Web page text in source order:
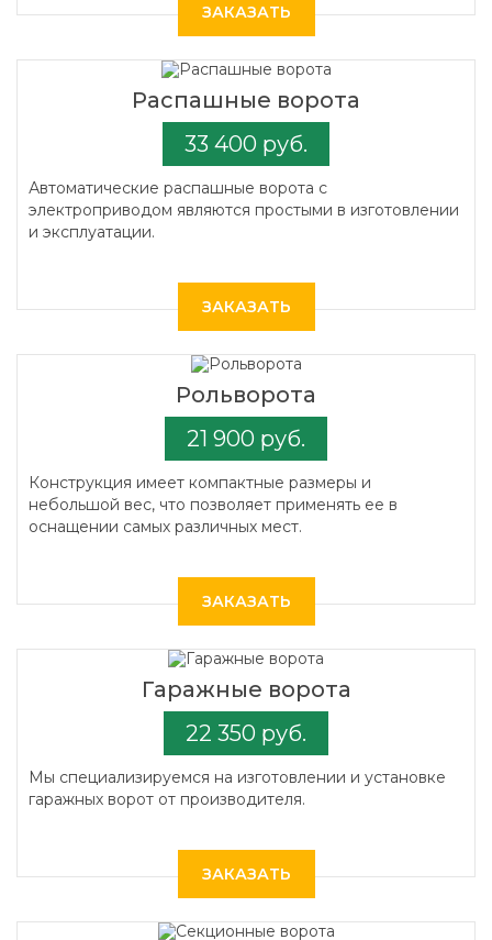
ЗАКАЗАТЬ
Распашные ворота
33 400 руб.
Автоматические распашные ворота с
электроприводом являются простыми в изготовлении
и эксплуатации.
ЗАКАЗАТЬ
Рольворота
21 900 руб.
Конструкция имеет компактные размеры и
небольшой вес, что позволяет применять ее в
оснащении самых различных мест.
ЗАКАЗАТЬ
Гаражные ворота
22 350 руб.
Мы специализируемся на изготовлении и установке
гаражных ворот от производителя.
ЗАКАЗАТЬ